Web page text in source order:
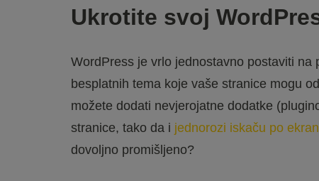
Ukrotite svoj
WordPress je vrlo jednostavno postaviti na
besplatnih tema koje vaše stranice mogu
možete dodati nevjerojatne dodatke
stranice, tako da i jednorozi iskaču po
dovoljno promišljeno?